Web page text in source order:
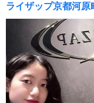
ライザップ京都河